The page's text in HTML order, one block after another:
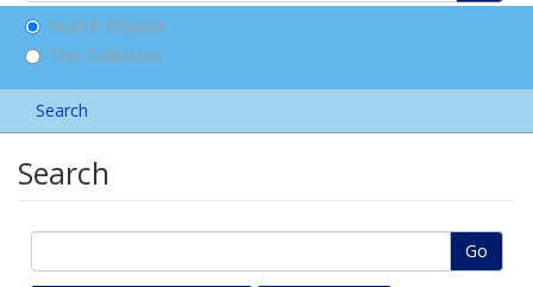
Search DSpace
This Collection
Search
Search
Go